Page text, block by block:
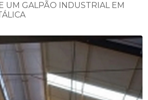
UM GALPÃO INDUSTRIAL EM